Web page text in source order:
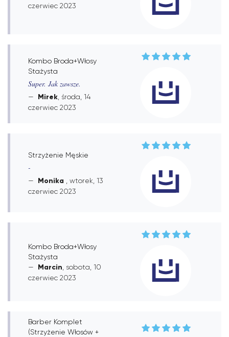
czerwiec 2023
Kombo Broda+Włosy
Stażysta
Super. Jak zawsze.
Mirek , środa, 14
czerwiec 2023
Strzyżenie Męskie
-
Monika
, wtorek, 13
czerwiec 2023
Kombo Broda+Włosy
Stażysta
Marcin , sobota, 10
czerwiec 2023
Barber Komplet
(Strzyżenie Włosów +